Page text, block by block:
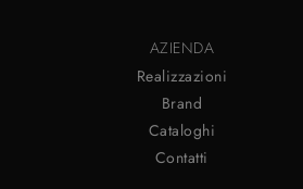
AZIENDA
Realizzazioni
Brand
Cataloghi
Contatti